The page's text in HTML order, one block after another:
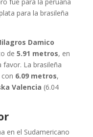
para la brasileña
Damico
de 5.91 metros, en
La brasileña
6.09 metros,
Valencia (6.04
en el Sudamericano